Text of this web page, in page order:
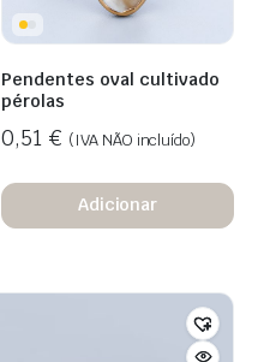
Pendentes oval cultivado
pérolas
0,51 € (IVA NÃO incluído)
Adicionar